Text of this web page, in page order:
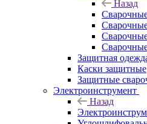
Назад
Защитная
Каски защитные
Защитные
Электроинструмент
Назад